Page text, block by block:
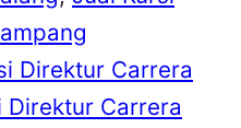
Direktur Carrera
Direktur Carrera